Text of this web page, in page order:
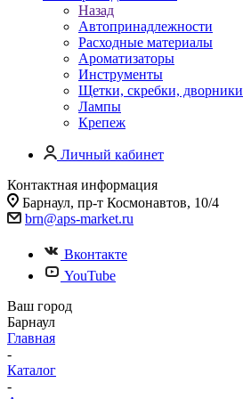
Назад
Автопринадлежности
Расходные материалы
Ароматизаторы
Инструменты
Щетки, скребки, дворники
Лампы
Крепеж
Личный кабинет
Контактная информация
Барнаул, пр-т Космонавтов, 10/4
brn@aps-market.ru
Вконтакте
YouTube
Ваш город
Барнаул
Главная
-
Каталог
-